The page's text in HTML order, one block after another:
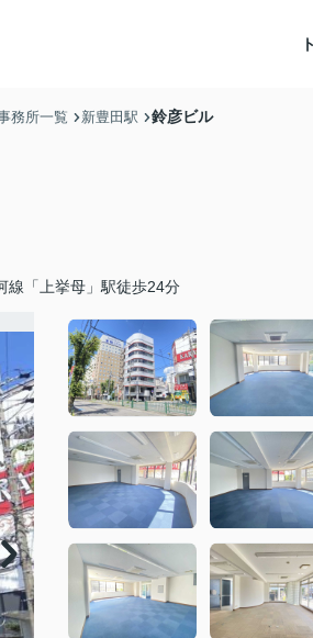
務所一覧 新豊田駅 鈴彦ビル
線「上挙母」駅徒歩24分